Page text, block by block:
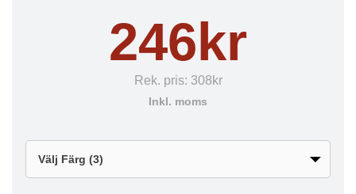
246kr
Rek. pris: 308kr
Inkl. moms